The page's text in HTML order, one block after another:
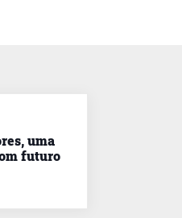
uma
futuro